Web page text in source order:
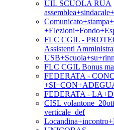
UIL SCUOLA RUA
FLC CGIL -
Assistenti
FLC CGIL Bonus
FEDERATA -
FEDERATA -
CISL
verticale_def